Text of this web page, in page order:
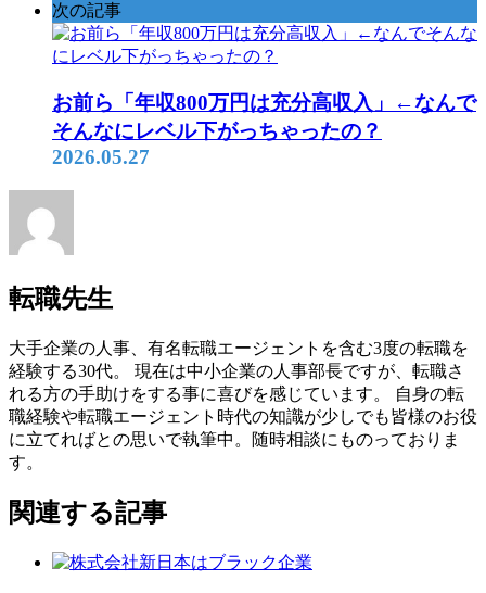
次の記事
お前ら「年収800万円は充分高収入」←なんで
そんなにレベル下がっちゃったの？
2026.05.27
転職先生
大手企業の人事、有名転職エージェントを含む3度の転職を
経験する30代。 現在は中小企業の人事部長ですが、転職さ
れる方の手助けをする事に喜びを感じています。 自身の転
職経験や転職エージェント時代の知識が少しでも皆様のお役
に立てればとの思いで執筆中。随時相談にものっておりま
す。
関連する記事